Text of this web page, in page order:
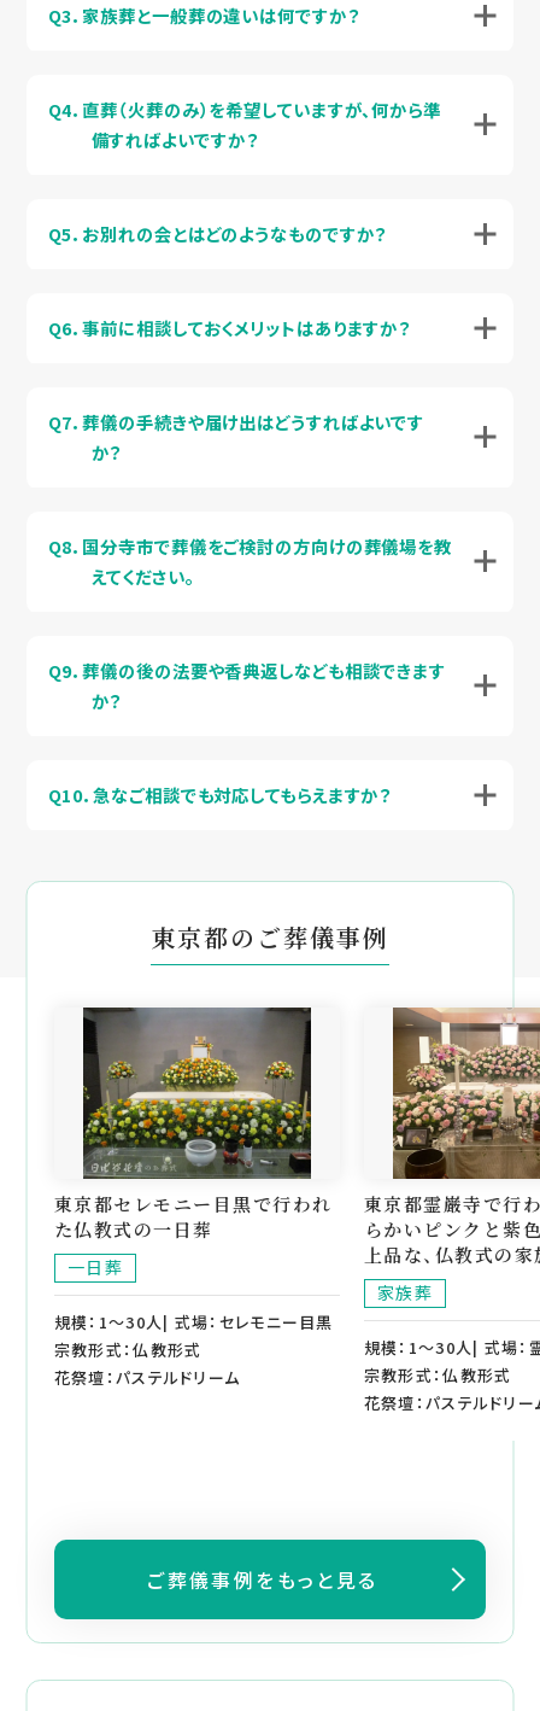
Q3．家族葬と一般葬の違いは何ですか？
Q4．直葬（火葬のみ）を希望していますが、何から準
備すればよいですか？
Q5．お別れの会とはどのようなものですか？
Q6．事前に相談しておくメリットはありますか？
Q7．葬儀の手続きや届け出はどうすればよいです
か？
Q8．国分寺市で葬儀をご検討の方向けの葬儀場を教
えてください。
Q9．葬儀の後の法要や香典返しなども相談できます
か？
Q10．急なご相談でも対応してもらえますか？
東京都のご葬儀事例
東京都セレモニー目黒で行われ
た仏教式の一日葬
一日葬
規模：1～30人| 式場：セレモニー目黒
宗教形式：仏教形式
花祭壇：パステルドリーム
東京都霊巌寺で行
らかいピンクと紫
上品な、仏教式の
家族葬
規模：1～30人| 式場：
宗教形式：仏教形式
花祭壇：パステルドリー
ご葬儀事例をもっと見る